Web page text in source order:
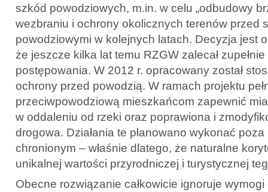
szkód powodziowych, m.in. w celu „odbudowy
wezbraniu i ochrony okolicznych terenów przed
powodziowymi w kolejnych latach. Decyzja jest
że jeszcze kilka lat temu RZGW zalecał
postępowania. W 2012 r. opracowany został
ochrony przed powodzią. W ramach projektu
przeciwpowodziową mieszkańcom zapewnić
w oddaleniu od rzeki oraz poprawiona i
drogowa. Działania te planowano wykonać
chronionym – właśnie dlatego, że naturalne
unikalnej wartości przyrodniczej i turystycznej
Obecne rozwiązanie całkowicie ignoruje